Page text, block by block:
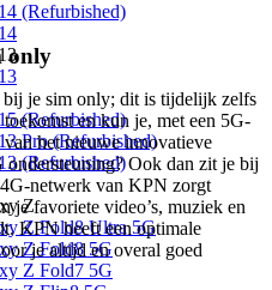
(Refurbished)
(Refurbished)
Pro (Refurbished)
(Refurbished)
Z
Z Fold8 Ultra 5G
Z Fold8 5G
Z Fold7 5G
only
je sim only; dit is tijdelijk zelfs
en kun je, met een 5G-
het nieuwe innovatieve
Ook dan zit je bij
netwerk van KPN zorgt
je favoriete video’s, muziek en
KPN heeft een optimale
je altijd en overal goed